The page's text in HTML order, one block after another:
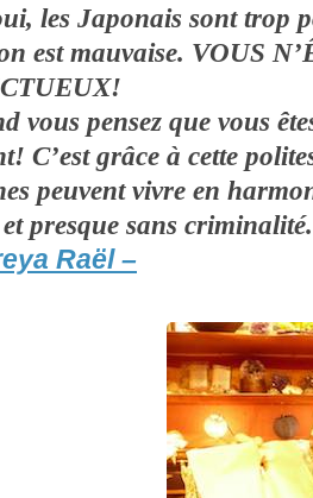
les Japonais sont trop
est mauvaise. VOUS
vous pensez que vous
C’est grâce à cette
peuvent vivre en
presque sans
Raël –